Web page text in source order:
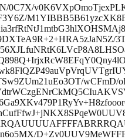
0C7X/